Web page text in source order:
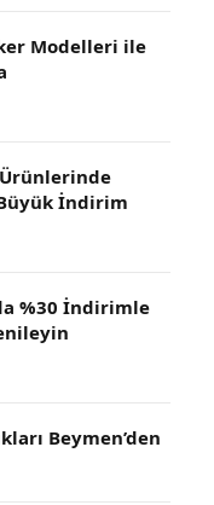
Modelleri ile
İndirim
%30 İndirimle
Beymen’den